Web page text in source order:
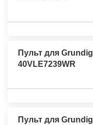
Пульт для Grundig
40VLE7239WR
Пульт для Grundig